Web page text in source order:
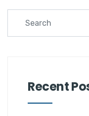
Recent